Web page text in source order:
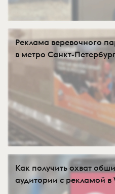
Реклама веревочного
в метро Санкт-
Как получить охват
аудитории с рекламой в